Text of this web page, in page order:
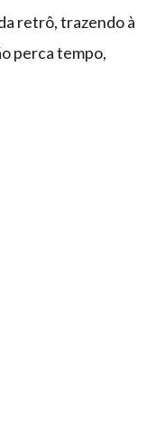
retrô, trazendo à
perca tempo,